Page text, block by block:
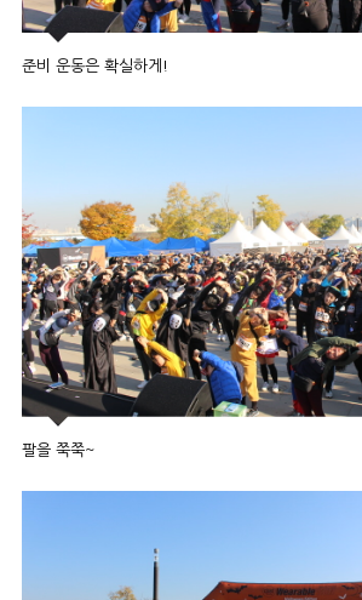
준비 운동은 확실하게!
팔을 쭉쭉~